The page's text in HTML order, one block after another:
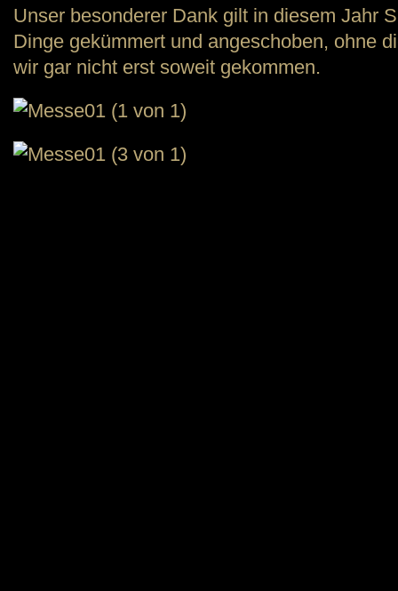
Unser besonderer Dank gilt in diesem Jahr
Dinge gekümmert und angeschoben, ohne
wir gar nicht erst soweit gekommen.